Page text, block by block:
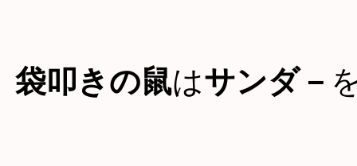
袋叩きの鼠はサンダ－